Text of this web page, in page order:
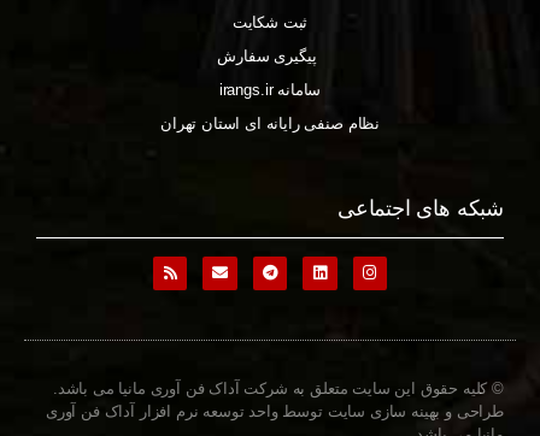
ثبت شکایت
پیگیری سفارش
سامانه irangs.ir
نظام صنفی رایانه ای استان تهران
شبکه های اجتماعی
© کلیه حقوق این سایت متعلق به شرکت آداک فن آوری مانیا می باشد.
طراحی و بهینه سازی سایت توسط واحد توسعه نرم افزار آداک فن آوری